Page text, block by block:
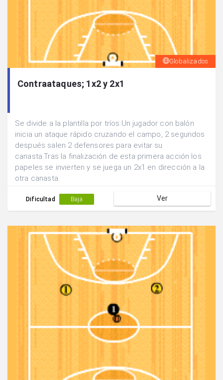
Globalizados
Contraataques; 1x2 y 2x1
Se divide a la plantilla por tríos.Un jugador con balón
inicia un ataque rápido cruzando el campo, 2 segundos
después salen 2 defensores para evitar su
canasta.Tras la finalización de esta primera acción los
papeles se invierten y se juega un 2x1 en dirección a la
otra canasta.
Dificultad Baja Ver